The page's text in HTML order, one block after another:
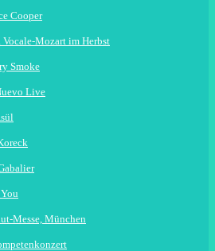
Cooper
Vocale-Mozart im Herbst
Smoke
Live
Messe, München